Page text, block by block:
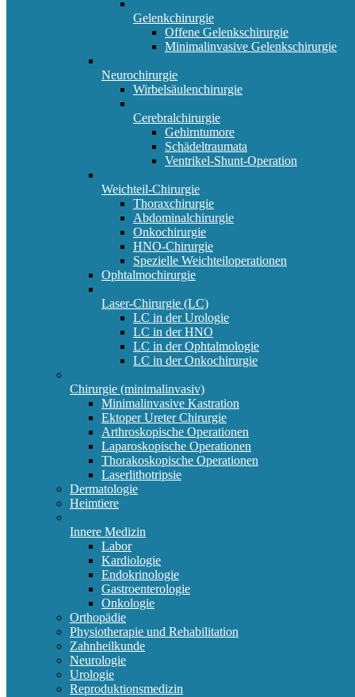
Gelenkchirurgie
Offene Gelenkschirurgie
Minimalinvasive Gelenkschirurgie
Neurochirurgie
Wirbelsäulenchirurgie
Cerebralchirurgie
Gehirntumore
Schädeltraumata
Ventrikel-Shunt-Operation
Weichteil-Chirurgie
Thoraxchirurgie
Abdominalchirurgie
Onkochirurgie
HNO-Chirurgie
Spezielle Weichteiloperationen
Ophtalmochirurgie
Laser-Chirurgie (LC)
LC in der Urologie
LC in der HNO
LC in der Ophtalmologie
LC in der Onkochirurgie
Chirurgie (minimalinvasiv)
Minimalinvasive Kastration
Ektoper Ureter Chirurgie
Arthroskopische Operationen
Laparoskopische Operationen
Thorakoskopische Operationen
Laserlithotripsie
Dermatologie
Heimtiere
Innere Medizin
Labor
Kardiologie
Endokrinologie
Gastroenterologie
Onkologie
Orthopädie
Physiotherapie und Rehabilitation
Zahnheilkunde
Neurologie
Urologie
Reproduktionsmedizin